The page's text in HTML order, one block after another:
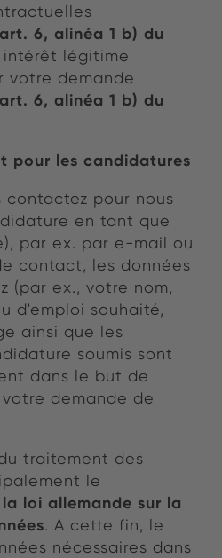
art. 6, alinéa 1 b) du
intérêt légitime
votre demande
art. 6, alinéa 1 b) du
pour les candidatures
contactez pour nous
en tant que
par ex. par e-mail ou
contact, les données
(par ex., votre nom,
d'emploi souhaité,
ainsi que les
soumis sont
dans le but de
demande de
traitement des
le
loi allemande sur la
. A cette fin, le
nécessaires dans